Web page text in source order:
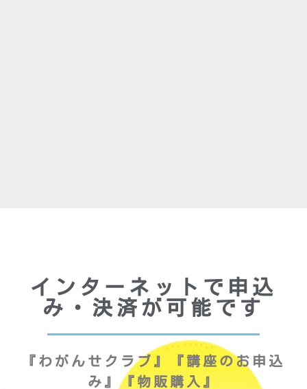
インターネットで申込
み・決済が可能です
『わがんせクラブ』『講座のお申込
み』『物販購入』